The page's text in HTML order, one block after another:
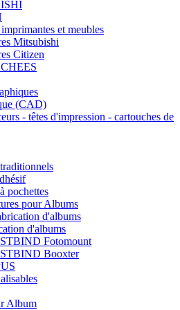
et meubles
Mitsubishi
Citizen
(CAD)
- têtes d'impression - cartouches de
pochettes
pour Albums
d'albums
d'albums
Fotomount
Booxter
Album